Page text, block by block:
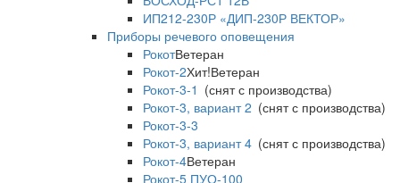
ИП212-230Р «ДИП-230Р ВЕКТОР»
Приборы речевого оповещения
РокотВетеран
Рокот-2Хит!Ветеран
Рокот-3-1 (снят с производства)
Рокот-3, вариант 2 (снят с производства)
Рокот-3-3
Рокот-3, вариант 4 (снят с производства)
Рокот-4Ветеран
Рокот-5 ПУО-100